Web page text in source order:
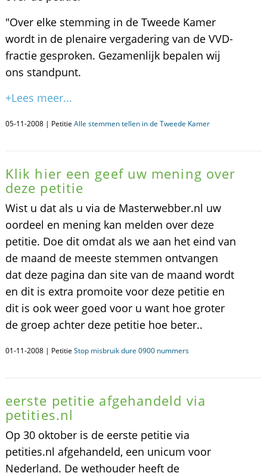
"Over elke stemming in de Tweede Kamer
wordt in de plenaire vergadering van de VVD-
fractie gesproken. Gezamenlijk bepalen wij
ons standpunt.
+Lees meer...
05-11-2008 | Petitie Alle stemmen tellen in de Tweede Kamer
Klik hier een geef uw mening over
deze petitie
Wist u dat als u via de Masterwebber.nl uw
oordeel en mening kan melden over deze
petitie. Doe dit omdat als we aan het eind van
de maand de meeste stemmen ontvangen
dat deze pagina dan site van de maand wordt
en dit is extra promoite voor deze petitie en
dit is ook weer goed voor u want hoe groter
de groep achter deze petitie hoe beter..
01-11-2008 | Petitie Stop misbruik dure 0900 nummers
eerste petitie afgehandeld via
petities.nl
Op 30 oktober is de eerste petitie via
petities.nl afgehandeld, een unicum voor
Nederland. De wethouder heeft de